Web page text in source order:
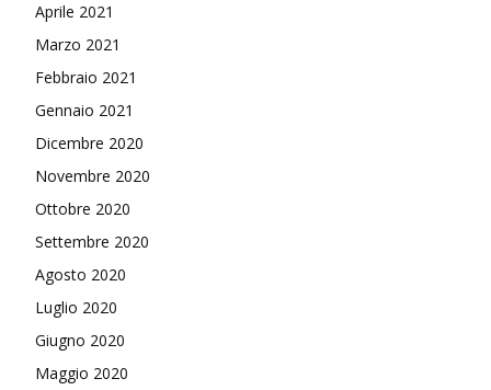
Aprile 2021
Marzo 2021
Febbraio 2021
Gennaio 2021
Dicembre 2020
Novembre 2020
Ottobre 2020
Settembre 2020
Agosto 2020
Luglio 2020
Giugno 2020
Maggio 2020